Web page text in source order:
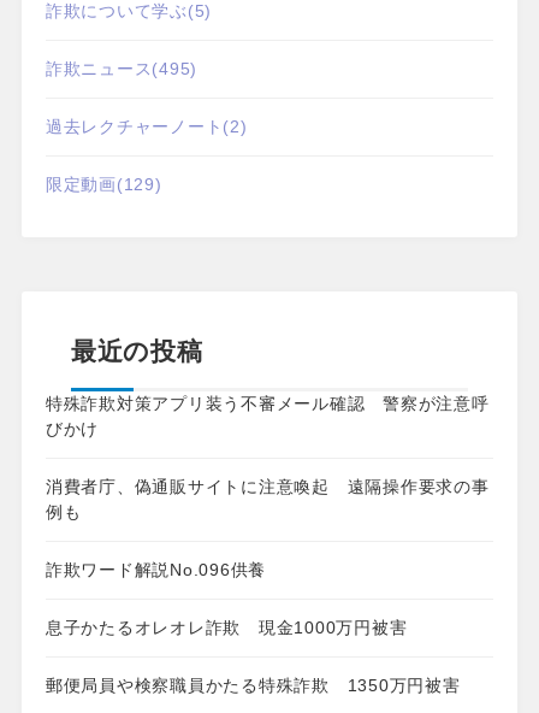
詐欺について学ぶ(5)
詐欺ニュース(495)
過去レクチャーノート (2)
限定動画(129)
最近の投稿
特殊詐欺対策アプリ装う不審メール確認 警察が注意呼
びかけ
消費者庁、偽通販サイトに注意喚起 遠隔操作要求の事
例も
詐欺ワード解説No.096供養
息子かたるオレオレ詐欺 現金1000万円被害
郵便局員や検察職員かたる特殊詐欺 1350万円被害